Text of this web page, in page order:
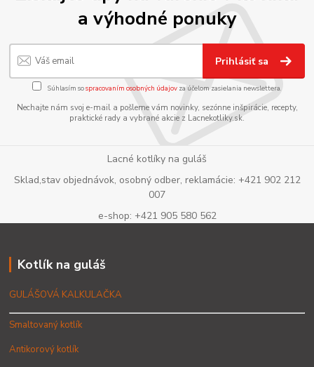
a výhodné ponuky
Prihlásiť sa
Súhlasím sospracovaním osobných údajov za účelom zasielania newslettera.
Nechajte nám svoj e-mail a pošleme vám novinky, sezónne inšpirácie, recepty,
praktické rady a vybrané akcie z Lacnekotliky.sk.
Lacné kotlíky na guláš
Sklad,stav objednávok, osobný odber, reklamácie: +421 902 212
007
e-shop: +421 905 580 562
Kotlík na guláš
GULÁŠOVÁ KALKULAČKA
Smaltovaný kotlík
Antikorový kotlík